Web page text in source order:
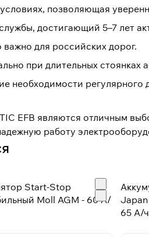
позволяющая
достигающий 5–7 лет
для российских дорог.
при длительных стоянках
необходимости
EFB являются отличным
работу
Start-Stop
Moll AGM - 60 А/
65 А/